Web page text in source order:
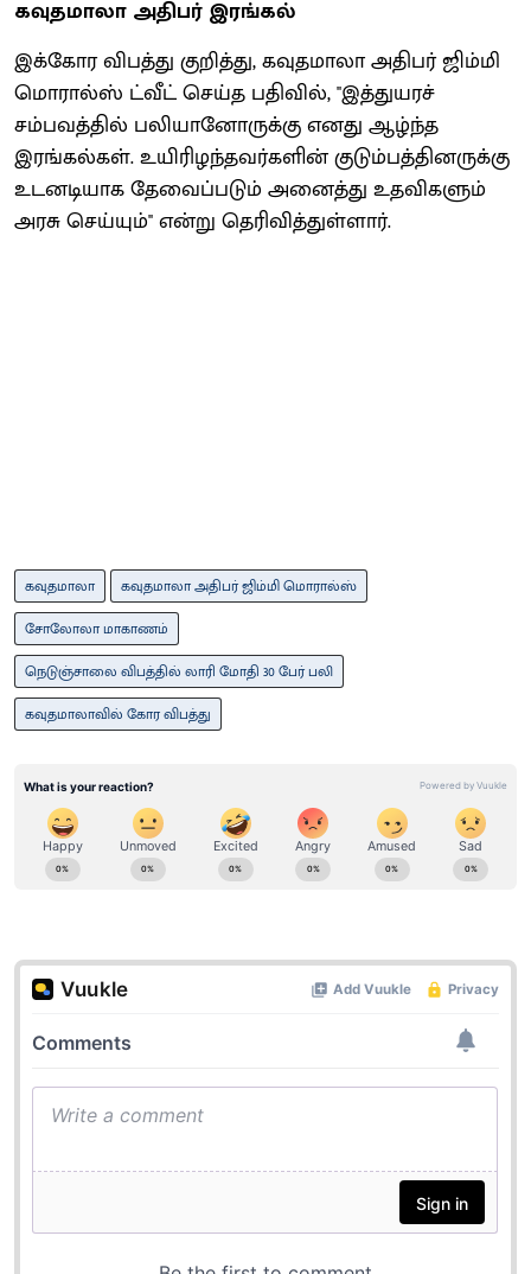
கவுதமாலா அதிபர் இரங்கல்
இக்கோர விபத்து குறித்து, கவுதமாலா அதிபர் ஜிம்மி
மொரால்ஸ் ட்வீட் செய்த பதிவில், ''இத்துயரச்
சம்பவத்தில் பலியானோருக்கு எனது ஆழ்ந்த
இரங்கல்கள். உயிரிழந்தவர்களின் குடும்பத்தினருக்கு
உடனடியாக தேவைப்படும் அனைத்து உதவிகளும்
அரசு செய்யும்'' என்று தெரிவித்துள்ளார்.
கவுதமாலா
கவுதமாலா அதிபர் ஜிம்மி மொரால்ஸ்
சோலோலா மாகாணம்
நெடுஞ்சாலை விபத்தில் லாரி மோதி 30 பேர் பலி
கவுதமாலாவில் கோர விபத்து